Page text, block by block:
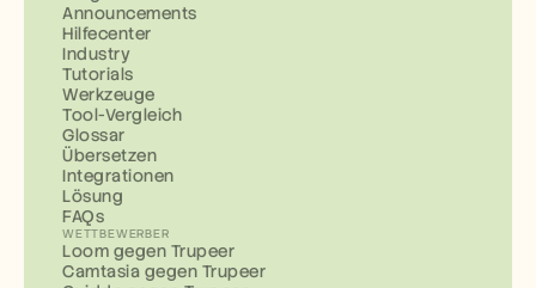
Announcements
Hilfecenter
Industry
Tutorials
Werkzeuge
Tool-Vergleich
Glossar
Übersetzen
Integrationen
Lösung
FAQs
WETTBEWERBER
Loom gegen Trupeer
Camtasia gegen Trupeer